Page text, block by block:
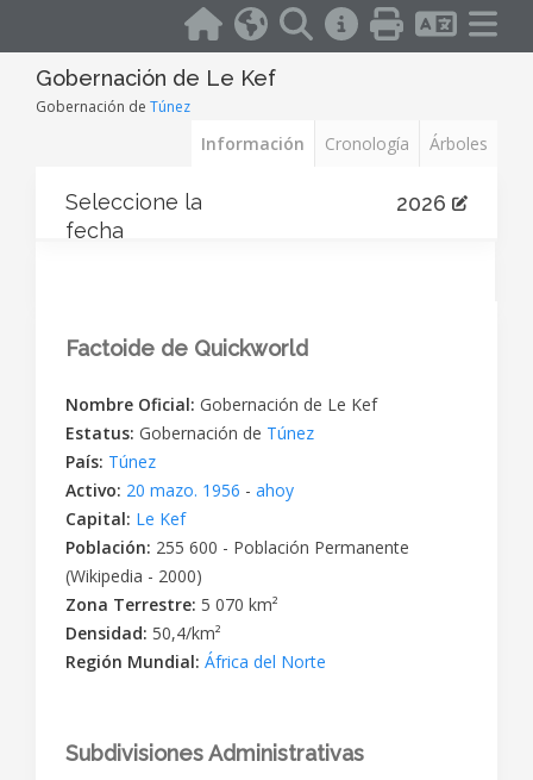
Gobernación de Le Kef
Gobernación de Túnez
Información Cronología Árboles
Seleccione la
fecha
2026
Factoide de Quickworld
Nombre Oficial: Gobernación de Le Kef
Estatus: Gobernación de Túnez
País: Túnez
Activo: 20 mazo. 1956 - ahoy
Capital: Le Kef
Población: 255 600 - Población Permanente
(Wikipedia - 2000)
Zona Terrestre: 5 070 km²
Densidad: 50,4/km²
Región Mundial: África del Norte
Subdivisiones Administrativas